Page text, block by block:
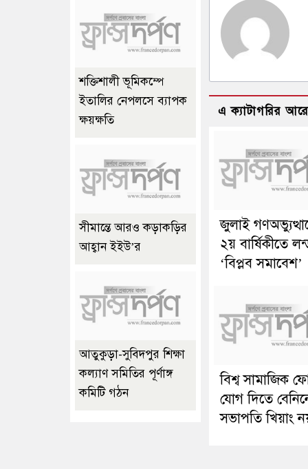
এ ক্যাটাগরির
জুলাই
২য় বার্ষিকীতে
‘বিপ্লব সমাবেশ’
বিশ্ব সামাজিক
যোগ দিতে
সভাপতি খিয়াং
শক্তিশালী ভূমিকম্পে
ইতালির নেপলসে ব্যাপক
ক্ষয়ক্ষতি
সীমান্তে আরও কড়াকড়ির
আহ্বান ইইউ’র
আতুকুড়া-সুবিদপুর শিক্ষা
কল্যাণ সমিতির পূর্ণাঙ্গ
কমিটি গঠন